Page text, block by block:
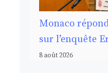
Monaco
sur l’enquête
8 août 2026